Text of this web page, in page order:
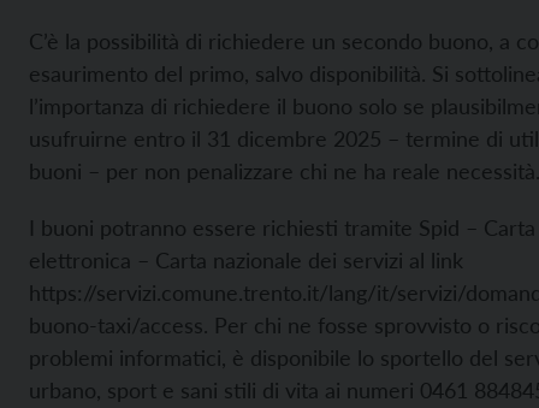
C’è la possibilità di richiedere un secondo buono, a
esaurimento del primo, salvo disponibilità. Si
l’importanza di richiedere il buono solo se
usufruirne entro il 31 dicembre 2025 – termine di
buoni – per non penalizzare chi ne ha reale necessità.
I buoni potranno essere richiesti tramite Spid –
elettronica – Carta nazionale dei servizi al link
https://servizi.comune.trento.it/lang/it/servizi/
buono-taxi/access. Per chi ne fosse sprovvisto o
problemi informatici, è disponibile lo sportello del
urbano, sport e sani stili di vita ai numeri 0461